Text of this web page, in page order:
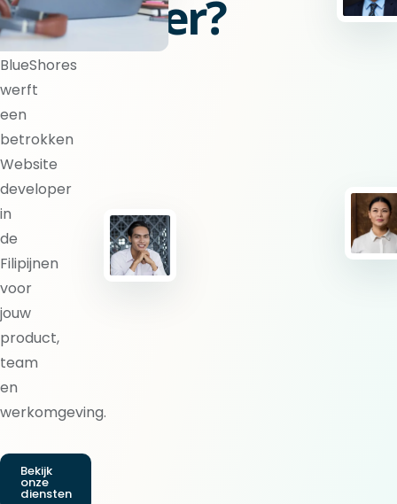
developer?
BlueShores
werft
een
betrokken
Website
developer
in
de
Filipijnen
voor
jouw
product,
team
en
werkomgeving.
Bekijk
onze
diensten